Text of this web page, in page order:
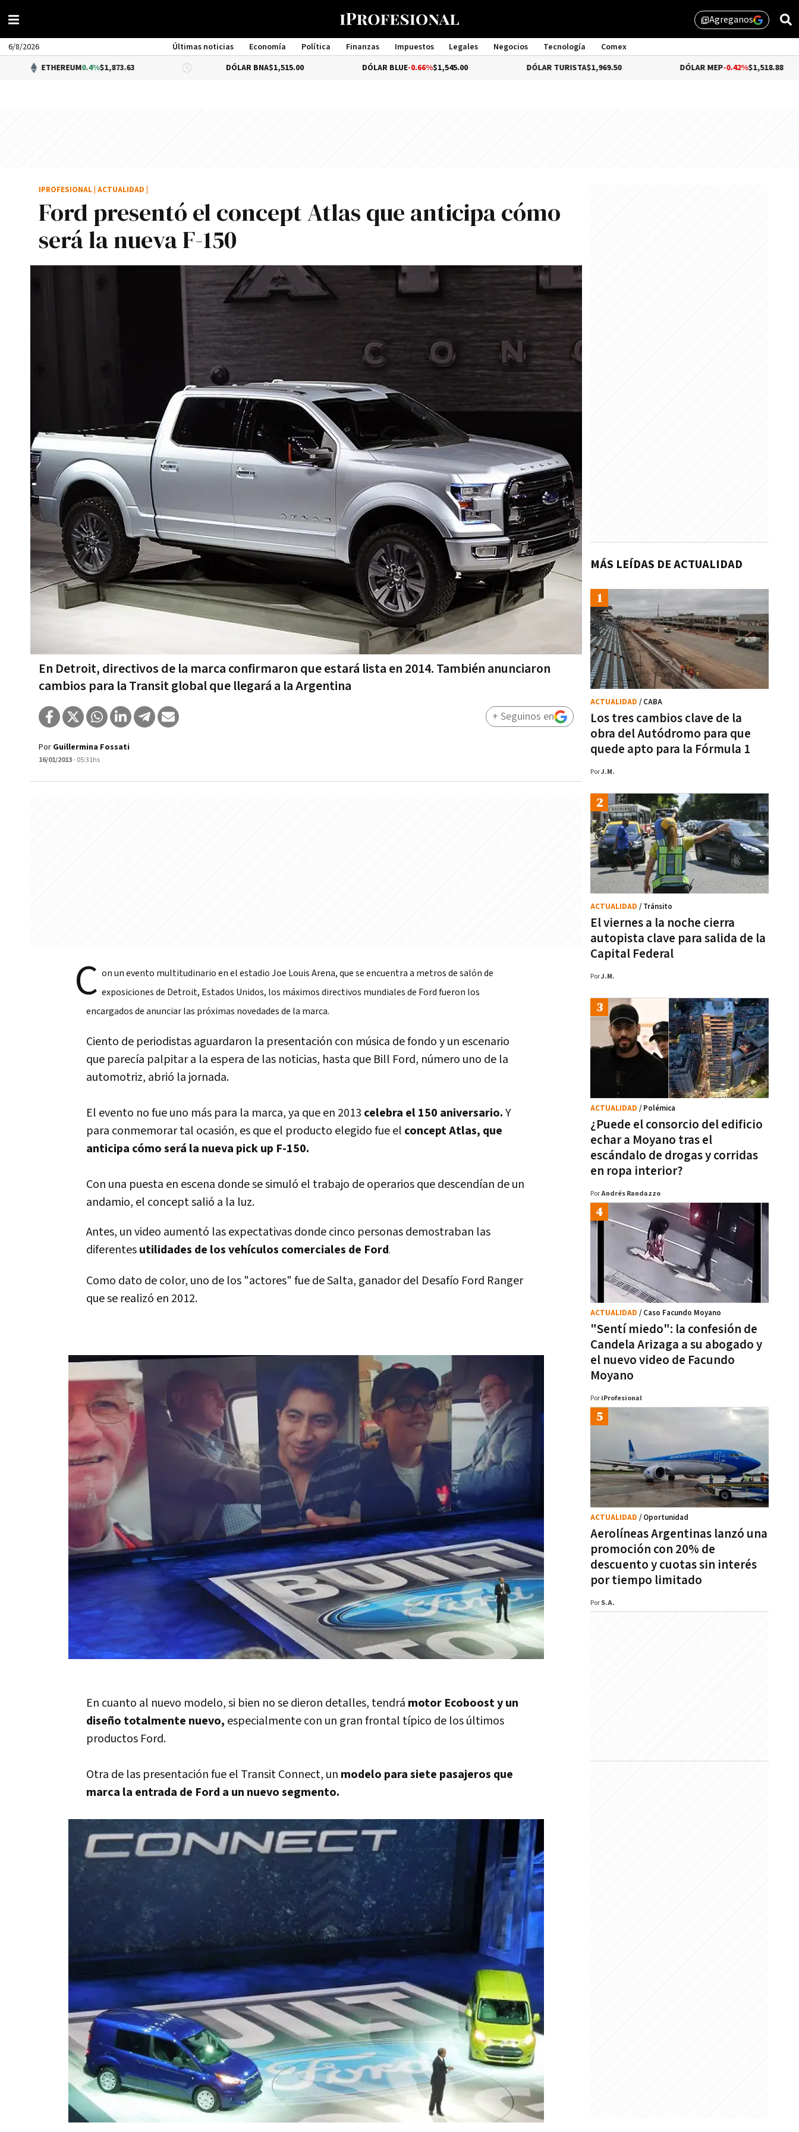
library_addAgreganos
6/8/2026 Últimas noticias Economía Política Finanzas Impuestos Legales Negocios Tecnología
Comex
Management
0.4%$1,873.63 DÓLAR BNA $1,515.00 DÓLAR BLUE -0.66%$1,545.00 DÓLAR TURISTA $1,969.50 DÓLAR MEP -0.42%$1,518.88
Ford presentó el concept Atlas que anticipa cómo
será la nueva F-150
En Detroit, directivos de la marca confirmaron que estará lista en 2014. También anunciaron
cambios para la Transit global que llegará a la Argentina
IPROFESIONAL ACTUALIDAD
Por Guillermina Fossati
16/01/2013- 05:31hs
+ Seguinos en
C on un evento multitudinario en el estadio Joe Louis Arena, que se encuentra a metros de salón de
exposiciones de Detroit, Estados Unidos, los máximos directivos mundiales de Ford fueron los
encargados de anunciar las próximas novedades de la marca.
Ciento de periodistas aguardaron la presentación con música de fondo y un escenario
que parecía palpitar a la espera de las noticias, hasta que Bill Ford, número uno de la
automotriz, abrió la jornada.
El evento no fue uno más para la marca, ya que en 2013 celebra el 150 aniversario.Y
para conmemorar tal ocasión, es que el producto elegido fue el concept Atlas, que
anticipa cómo será la nueva pick up F-150.
Con una puesta en escena donde se simuló el trabajo de operarios que descendían de un
andamio, el concept salió a la luz.
Antes, un video aumentó las expectativas donde cinco personas demostraban las
diferentesutilidades de los vehículos comerciales de Ford.
Como dato de color, uno de los "actores" fue de Salta, ganador del Desafío Ford Ranger
que se realizó en 2012.
En cuanto al nuevo modelo, si bien no se dieron detalles, tendrá motor Ecoboost y un
diseño totalmente nuevo, especialmente con un gran frontal típico de los últimos
productos Ford.
Otra de las presentación fue el Transit Connect, un modelo para siete pasajeros que
marca la entrada de Ford a un nuevo segmento.
MÁS LEÍDAS DE ACTUALIDAD
Los tres cambios clave de la
obra del Autódromo para que
quede apto para la Fórmula 1
ACTUALIDAD / CABA
PorJ.M.
El viernes a la noche cierra
autopista clave para salida de la
Capital Federal
ACTUALIDAD / Tránsito
PorJ.M.
¿Puede el consorcio del edificio
echar a Moyano tras el
escándalo de drogas y corridas
en ropa interior?
ACTUALIDAD / Polémica
PorAndrés Randazzo
"Sentí miedo": la confesión de
Candela Arizaga a su abogado y
el nuevo video de Facundo
Moyano
ACTUALIDAD / Caso Facundo Moyano
Por iProfesional
Aerolíneas Argentinas lanzó una
promoción con 20% de
descuento y cuotas sin interés
por tiempo limitado
ACTUALIDAD / Oportunidad
Por S.A.